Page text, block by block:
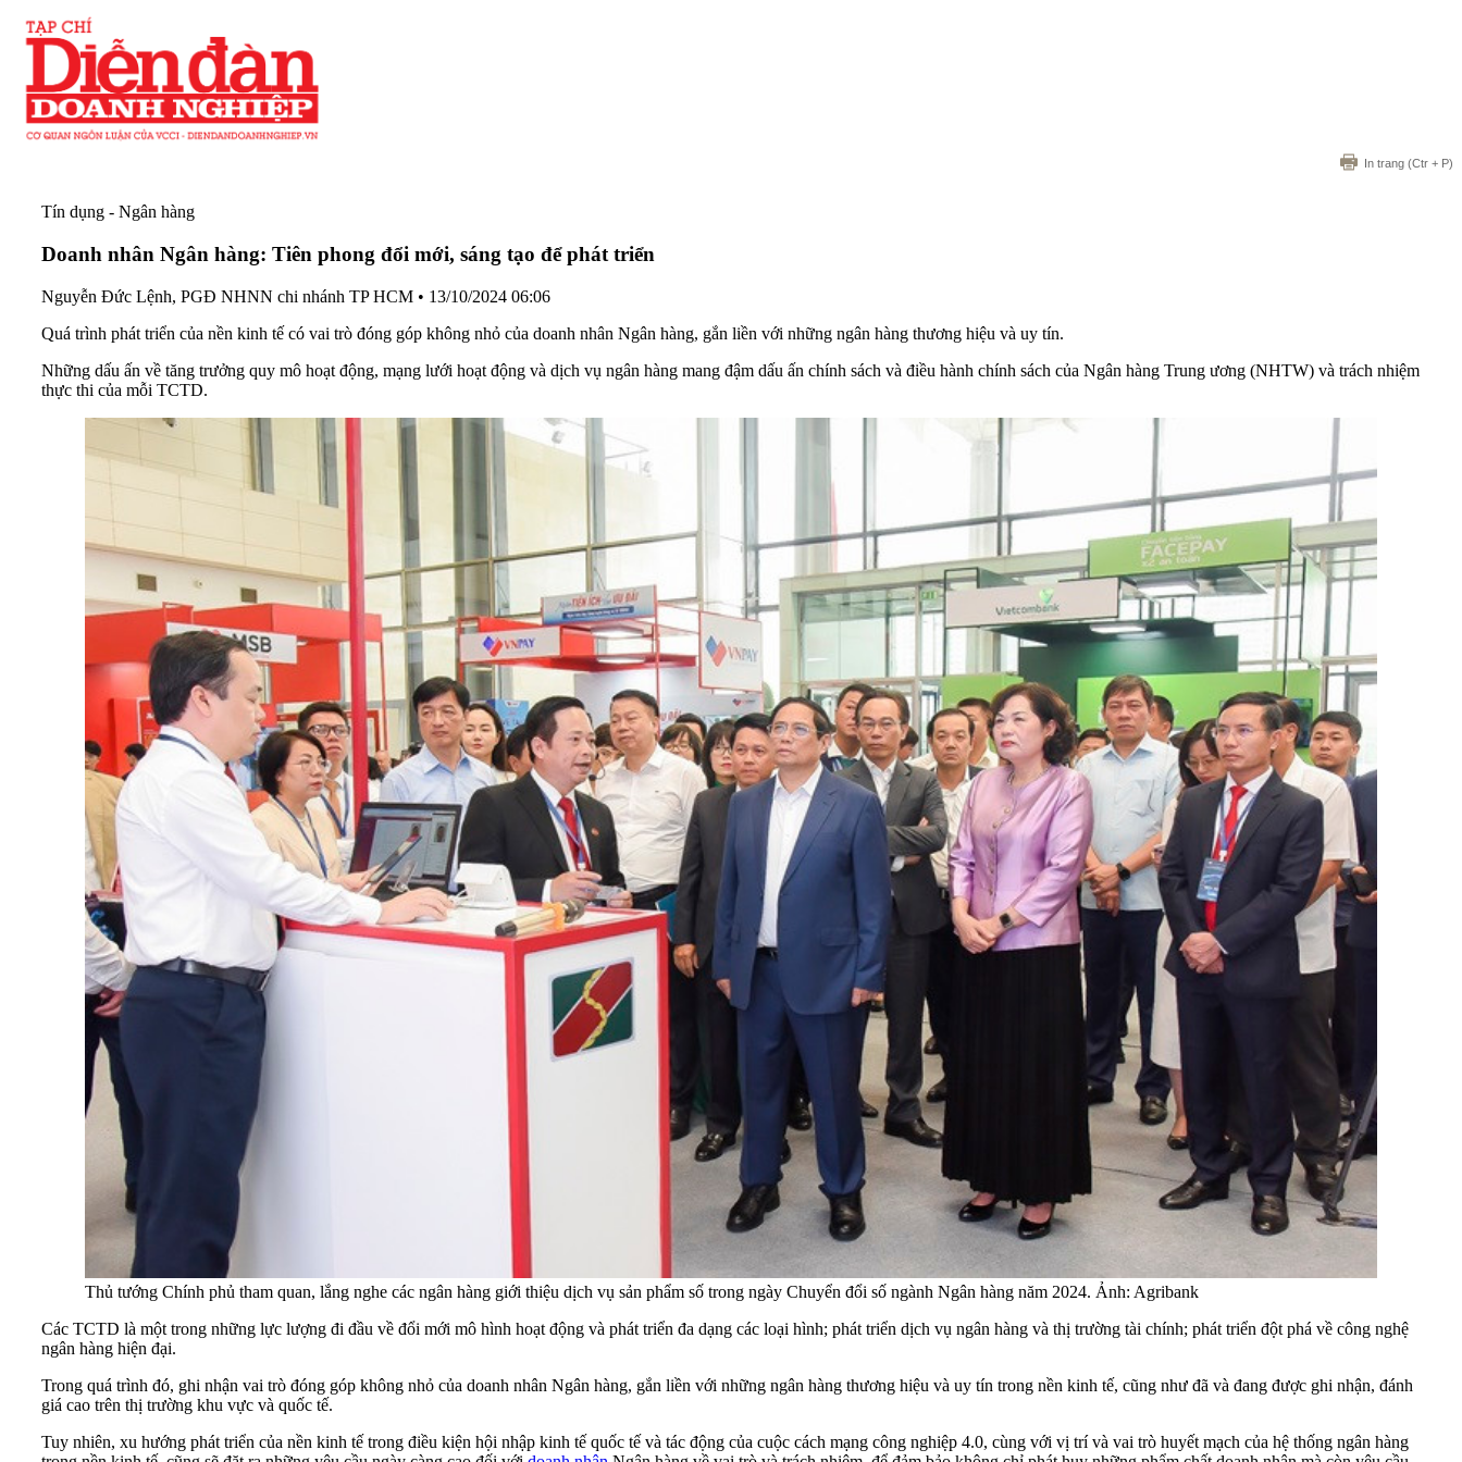
In trang (Ctr + P)
Tín dụng - Ngân hàng
Doanh nhân Ngân hàng: Tiên phong đổi mới, sáng tạo để phát triển
Nguyễn Đức Lệnh, PGĐ NHNN chi nhánh TP HCM • 13/10/2024 06:06
Quá trình phát triển của nền kinh tế có vai trò đóng góp không nhỏ của doanh nhân Ngân hàng, gắn liền với những ngân hàng thương hiệu và uy tín.
Những dấu ấn về tăng trưởng quy mô hoạt động, mạng lưới hoạt động và dịch vụ ngân hàng mang đậm dấu ấn chính sách và điều hành chính sách của Ngân hàng Trung ương (NHTW) và trách nhiệm
thực thi của mỗi TCTD.
Thủ tướng Chính phủ tham quan, lắng nghe các ngân hàng giới thiệu dịch vụ sản phẩm số trong ngày Chuyển đổi số ngành Ngân hàng năm 2024. Ảnh: Agribank
Các TCTD là một trong những lực lượng đi đầu về đổi mới mô hình hoạt động và phát triển đa dạng các loại hình; phát triển dịch vụ ngân hàng và thị trường tài chính; phát triển đột phá về công nghệ
ngân hàng hiện đại.
Trong quá trình đó, ghi nhận vai trò đóng góp không nhỏ của doanh nhân Ngân hàng, gắn liền với những ngân hàng thương hiệu và uy tín trong nền kinh tế, cũng như đã và đang được ghi nhận, đánh
giá cao trên thị trường khu vực và quốc tế.
Tuy nhiên, xu hướng phát triển của nền kinh tế trong điều kiện hội nhập kinh tế quốc tế và tác động của cuộc cách mạng công nghiệp 4.0, cùng với vị trí và vai trò huyết mạch của hệ thống ngân hàng